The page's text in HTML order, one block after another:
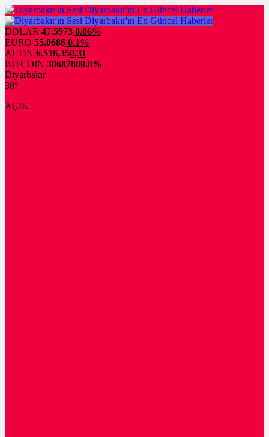
DOLAR 47,5973 0.06%
EURO 55,0686 0.1%
ALTIN 6.516,350,31
BITCOIN 30687800.8%
Diyarbakır
38°
AÇIK